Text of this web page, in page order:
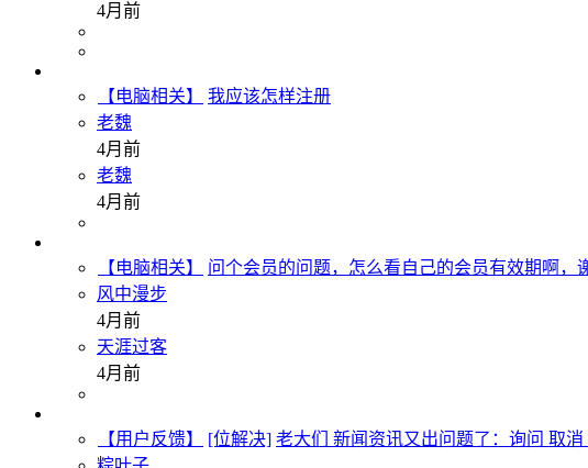
4月前
【电脑相关】
我应该怎样注册
老魏
4月前
老魏
4月前
【电脑相关】
问个会员的问题，怎么看自己的会员有效期啊，
风中漫步
4月前
天涯过客
4月前
【用户反馈】 [位解决] 老大们 新闻资讯又出问题了：询问 取